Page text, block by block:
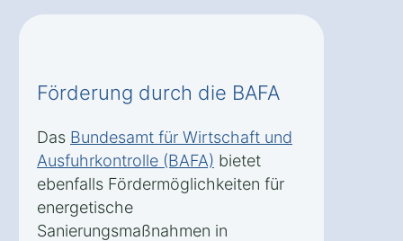
Förderung durch die BAFA
Das Bundesamt für Wirtschaft und
Ausfuhrkontrolle (BAFA) bietet
ebenfalls Fördermöglichkeiten für
energetische
Sanierungsmaßnahmen in